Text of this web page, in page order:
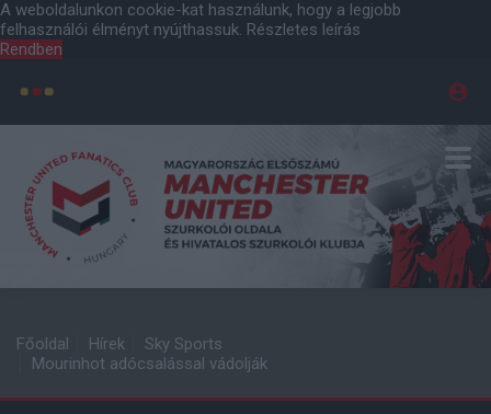
A weboldalunkon cookie-kat használunk, hogy a legjobb
felhasználói élményt nyújthassuk. Részletes leírás
Rendben
Főoldal Hírek
Sky Sports
Mourinhot adócsalással vádolják